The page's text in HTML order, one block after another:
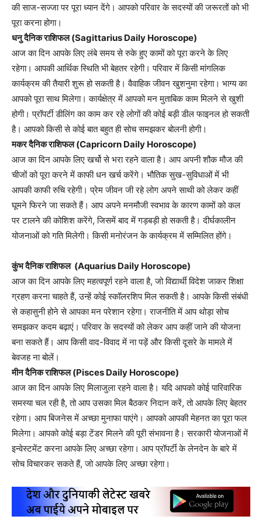
की साज-सज्जा पर पूरा ध्यान देंगे। आपको परिवार के सदस्यों की जरूरतों को भी
पूरा करना होगा।
धनु दैनिक राशिफल (Sagittarius Daily Horoscope)
आज का दिन आपके लिए लंबे समय से रुके हुए कामों को पूरा करने के लिए
रहेगा। आपकी आर्थिक स्थिति भी बेहतर रहेगी। परिवार में किसी मांगलिक
कार्यक्रम की तैयारी शुरू हो सकती है। वैवाहिक जीवन खुशनुमा रहेगा। भाग्य का
आपको पूरा साथ मिलेगा। कार्यक्षेत्र में आपको मन मुताबिक काम मिलने से खुशी
होगी। प्रॉपर्टी डीलिंग का काम कर रहे लोगों की कोई बड़ी डील फाइनल हो सकती
है। आपको किसी से कोई बात बहुत ही सोच समझकर बोलनी होगी।
मकर दैनिक राशिफल (Capricorn Daily Horoscope)
आज का दिन आपके लिए खर्चो से भरा रहने वाला है। आप अपनी शौक मौज की
चीजों को पूरा करने में काफी धन खर्च करेंगे। भौतिक सुख-सुविधाओं में भी
आपकी काफी रुचि रहेगी। प्रेम जीवन जी रहे लोग अपने साथी को लेकर कहीं
घूमने फिरने जा सकते हैं। आप अपने मनमौजी स्वभाव के कारण कामों को कल
पर टालने की कोशिश करेंगे, जिसमें बाद में गड़बड़ी हो सकती है। दीर्घकालीन
योजनाओं को गति मिलेगी। किसी मनोरंजन के कार्यक्रम में सम्मिलित होंगे।
कुंभ दैनिक राशिफल (Aquarius Daily Horoscope)
आज का दिन आपके लिए महत्वपूर्ण रहने वाला है, जो विद्यार्थी विदेश जाकर शिक्षा
ग्रहण करना चाहते हैं, उन्हें कोई स्कॉलरशिप मिल सकती है। आपके किसी संबंधी
से कहासुनी होने से आपका मन परेशान रहेगा। राजनीति में आप थोड़ा सोच
समझकर कदम बढ़ाएं। परिवार के सदस्यों को लेकर आप कहीं जाने की योजना
बना सकते हैं। आप किसी वाद-विवाद में ना पड़ें और किसी दूसरे के मामले में
बेवजह ना बोलें।
मीन दैनिक राशिफल (Pisces Daily Horoscope)
आज का दिन आपके लिए मिलाजुला रहने वाला है। यदि आपको कोई पारिवारिक
समस्या चल रही है, तो आप उसका मिल बैठकर निदान करें, तो आपके लिए बेहतर
रहेगा। आप बिजनेस में अच्छा मुनाफा पाएंगे। आपको आपकी मेहनत का पूरा फल
मिलेगा। आपको कोई बड़ा टेंडर मिलने की पूरी संभावना है। सरकारी योजनाओं में
इन्वेस्टमेंट करना आपके लिए अच्छा रहेगा। आप प्रॉपर्टी के लेनदेन के बारे में
सोच विचारकर सकते हैं, जो आपके लिए अच्छा रहेगा।